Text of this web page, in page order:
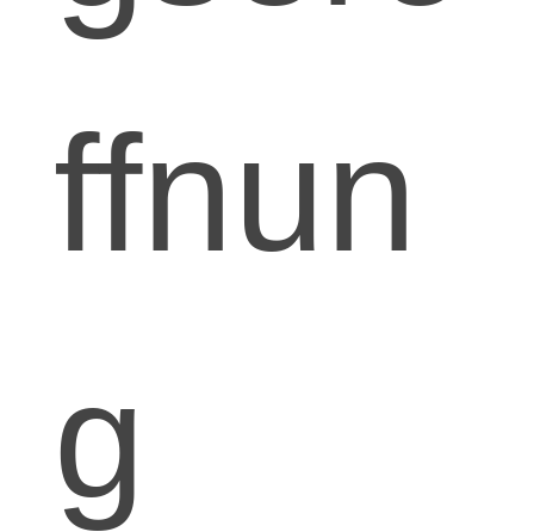
ffnun
g